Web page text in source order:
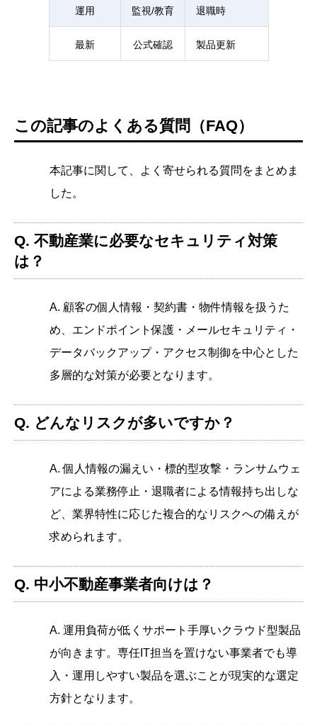
運用 監視/教育 退職時
最新 公式確認 製品更新
この記事のよくある質問（FAQ）
本記事に関して、よく寄せられる質問をまとめま
した。
Q. 不動産業に必要なセキュリティ対策
は？
A. 顧客の個人情報・契約書・物件情報を扱うた
め、エンドポイント保護・メールセキュリティ・
データバックアップ・アクセス制御を中心とした
多層的な対策が必要となります。
Q. どんなリスクが多いですか？
A. 個人情報の漏えい・標的型攻撃・ランサムウェ
アによる業務停止・退職者による情報持ち出しな
ど、業界特性に応じた複合的なリスクへの備えが
求められます。
Q. 中小不動産事業者向けは？
A. 運用負荷が低くサポート手厚いクラウド型製品
が向きます。専任IT担当を置けない事業者でも導
入・運用しやすい製品を選ぶことが現実的な選定
方針となります。